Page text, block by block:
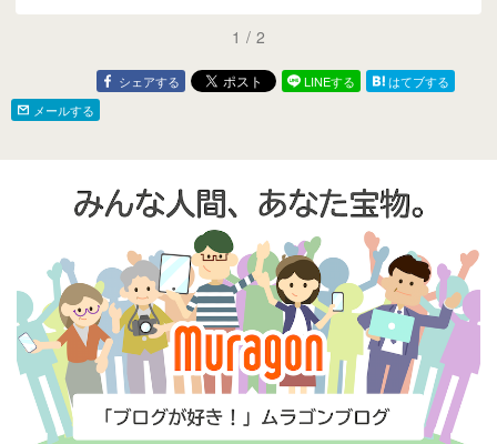
1 / 2
シェアする LINEする
はてブする
メールする